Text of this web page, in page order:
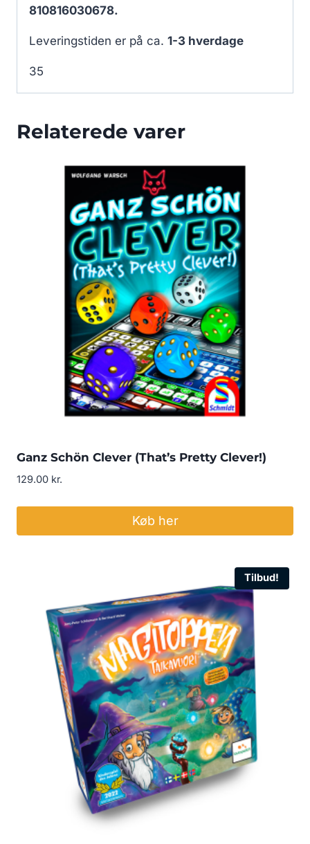
810816030678.
Leveringstiden er på ca. 1-3 hverdage
35
Relaterede varer
Ganz Schön Clever (That’s Pretty Clever!)
129.00 kr.
Køb her
Tilbud!